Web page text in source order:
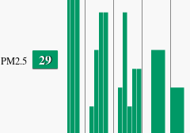
PM2.5 29